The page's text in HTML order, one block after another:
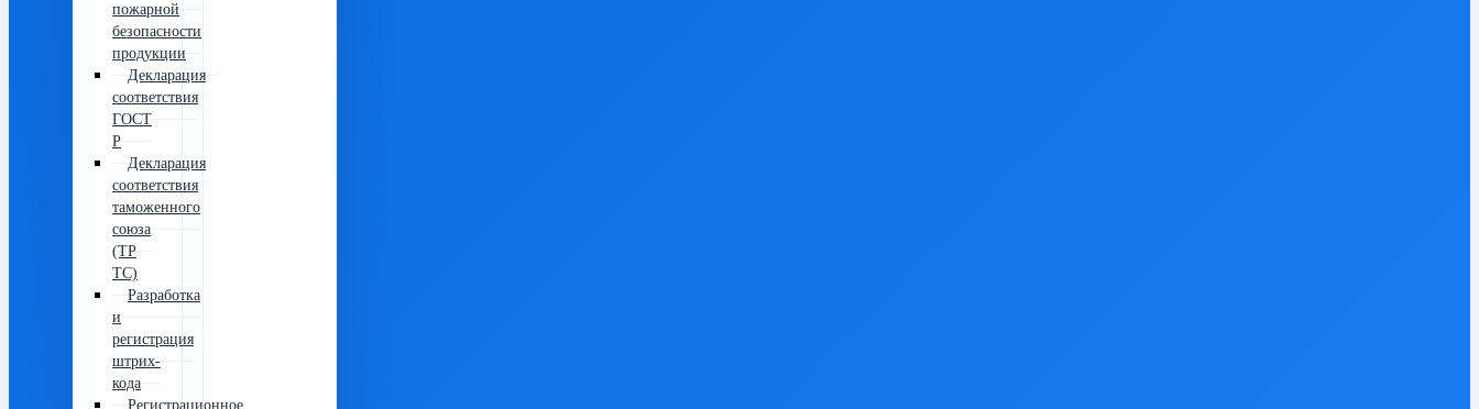
пожарной
безопасности
продукции
Декларация
соответствия
ГОСТ
Р
Декларация
соответствия
таможенного
союза
(ТР
ТС)
Разработка
и
регистрация
штрих-
кода
Регистрационное